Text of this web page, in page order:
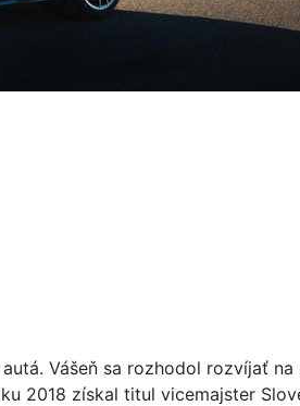
Vášeň sa rozhodol rozvíjať
2018 získal titul vicemajster